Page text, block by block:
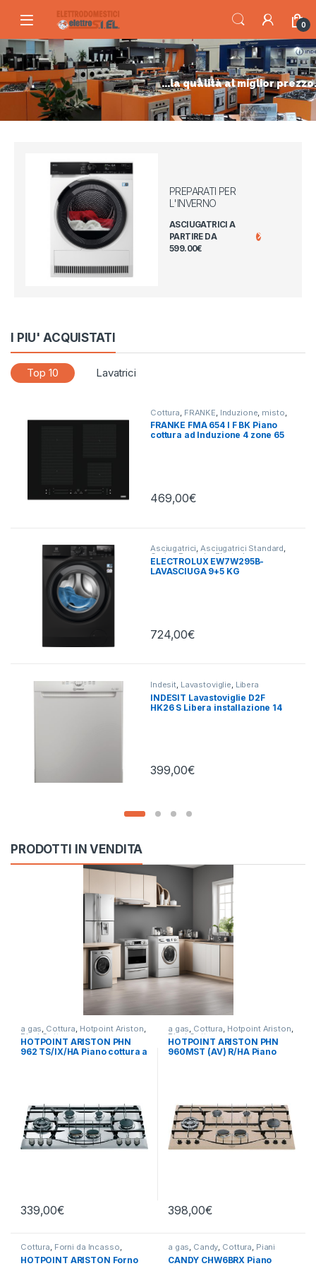
0
...la qualità al miglior prezzo.
PREPARATI PER
L'INVERNO
ASCIUGATRICI A
PARTIRE DA
599.00€
I PIU' ACQUISTATI
Top 10 Lavatrici
Cottura FRANKE Induzione misto
Piani Cottura
FRANKE FMA 654 I F BK Piano
cottura ad Induzione 4 zone 65
469,00€
Asciugatrici,Asciugatrici Standard,
Carico Frontale ,Electrolux,
Lavasciuga,Lavatrici,Libera
Installazione
ELECTROLUX EW7W295B-
LAVASCIUGA 9+5 KG
724,00€
Indesit, Lavastoviglie, Libera
Installazione
INDESIT Lavastoviglie D2F
HK26 S Libera installazione 14
399,00€
PRODOTTI IN VENDITA
a gas, Cottura, Hotpoint Ariston,
Piani Cottura
HOTPOINT ARISTON PHN
962 TS/IX/HA Piano cottura a
339,00€
a gas, Cottura, Hotpoint Ariston,
Piani Cottura
HOTPOINT ARISTON PHN
960MST (AV) R/HA Piano
398,00€
Cottura, Forni da Incasso,
Hotpoint Ariston
HOTPOINT ARISTON Forno
a gas, Candy, Cottura, Piani
Cottura
CANDY CHW6BRX Piano